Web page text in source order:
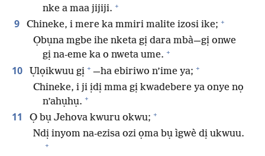
nke a maa jijiji. +
9 Chineke, i mere ka mmiri malite izosi ike; +
Ọbụna mgbe ihe nketa gị dara mbà—gị onwe
gị na-eme ka o nweta ume. +
10 Ụlọikwuu gị + —ha ebiriwo n’ime ya; +
Chineke, i ji ịdị mma gị kwadebere ya onye nọ
n’ahụhụ. +
11 Ọ bụ Jehova kwuru okwu; +
Ndị inyom na-ezisa ozi ọma bụ ìgwè dị ukwuu.
+